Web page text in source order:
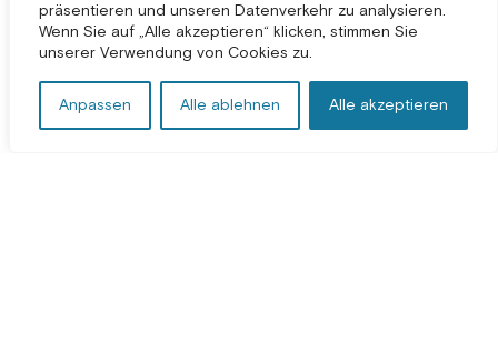
präsentieren und unseren Datenverkehr zu analysieren.
Wenn Sie auf „Alle akzeptieren“ klicken, stimmen Sie
unserer Verwendung von Cookies zu.
Anpassen Alle ablehnen Alle akzeptieren
KOSTENLOSE BERATUNG *